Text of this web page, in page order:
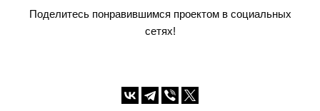
Поделитесь понравившимся проектом в социальных
сетях!